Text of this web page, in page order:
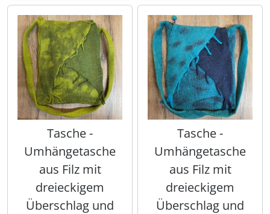
Tasche -
Umhängetasche
aus Filz mit
dreieckigem
Überschlag und
Tasche -
Umhängetasche
aus Filz mit
dreieckigem
Überschlag und